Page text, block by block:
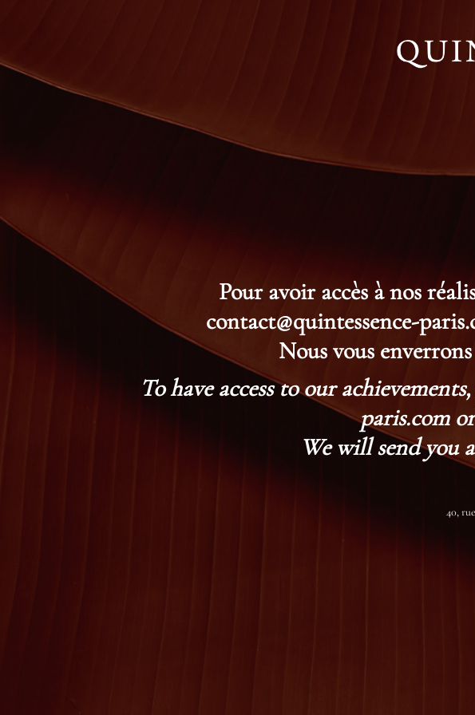
Pour avoir accès à nos
contact@quintessence-
Nous vous
To have access to our
paris.com or
We will send you
40,